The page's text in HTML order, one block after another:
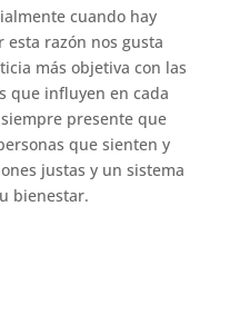
cuando hay
esta razón nos gusta
más objetiva con las
que influyen en cada
presente que
que sienten y
justas y un sistema
bienestar.